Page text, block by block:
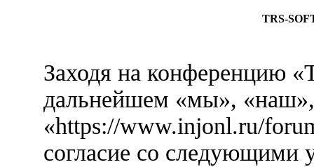
TRS-
Заходя на конференцию
дальнейшем «мы»,
«https://www.injonl.ru/
согласие со следующими